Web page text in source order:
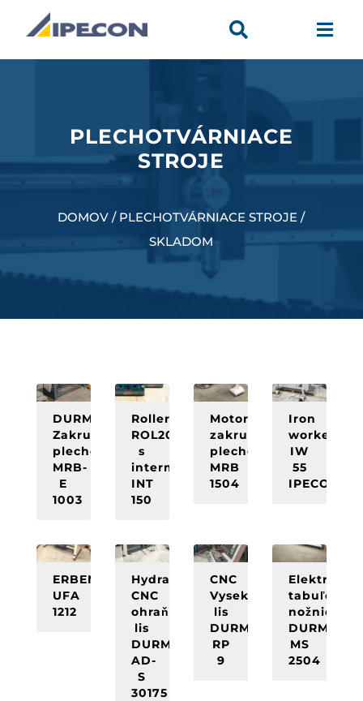
 
PLECHOTVÁRNIACE
STROJE
DOMOV / PLECHOTVÁRNIACE STROJE /
SKLADOM
DURMA
Zakružovačka
plechov
MRB-
E
1003
Rolleri
ROL200
s
intermediátorom
INT
150
Motorická
zakružovačka
plechov
MRB
1504
Iron
worker
IW
55
IPECON
ERBEND
UFA
1212
Hydraulický
CNC
ohraňovací
lis
DURMA
AD-
S
30175
CNC
Vysekávací
lis
DURMA
RP
9
tabuľové
nožnice
DURMA
MS
2504